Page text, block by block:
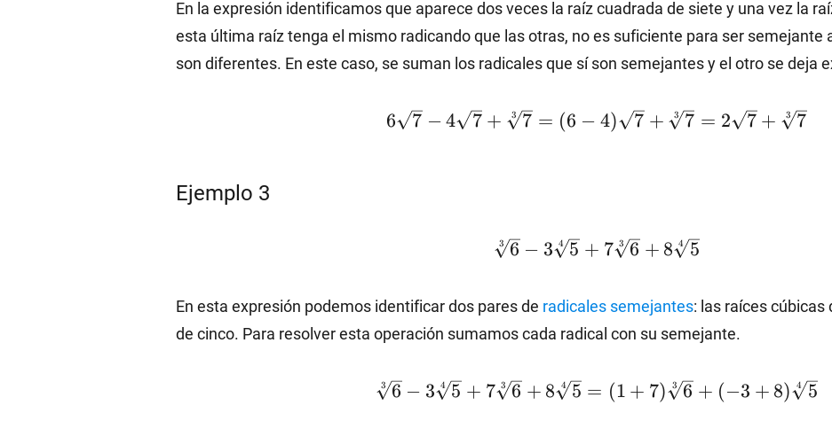
En la expresión identificamos que aparece dos veces la raíz cuadrada de siete y una vez la
esta última raíz tenga el mismo radicando que las otras, no es suficiente para ser semejante
son diferentes. En este caso, se suman los radicales que sí son semejantes y el otro se deja
6\sqrt{7}-4\sqrt{7}+\sqrt[3]
{7}=(6-4)\sqrt{7}+\sqrt[3]
6 7 − 4 7 + 3 7 = (6 − 4) 7 + 3 7 = 2 7 + 3 7
Ejemplo 3
\sqrt[3]
{6}-3\sqrt[4]
{6}+8\sqrt[4]
{5}
3 6 − 3 4 5 + 7 3 6 + 8 4 5
En esta expresión podemos identificar dos pares de radicales semejantes: las raíces cúbicas
de cinco. Para resolver esta operación sumamos cada radical con su semejante.
\sqrt[3]
{6}-3\sqrt[4]
3 6 − 3 4 5 + 7 3 6 + 8 4 5 = (1 + 7) 3 6 + (−3 + 8) 4 5